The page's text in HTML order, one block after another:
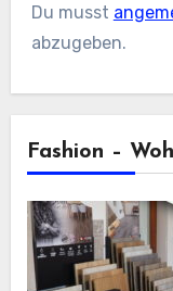
Du musst
abzugeben.
Fashion –